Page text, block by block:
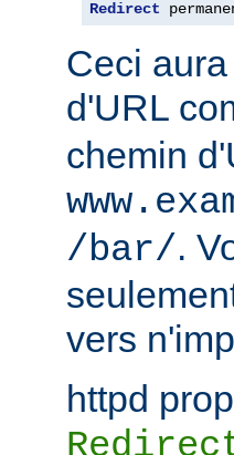
Redirect
Ceci
d'URL
chemin
/bar/.
vers
httpd